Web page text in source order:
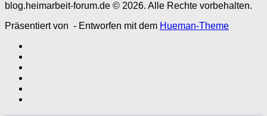
blog.heimarbeit-forum.de © 2026. Alle Rechte vorbehalten.
Präsentiert von - Entworfen mit dem Hueman-Theme